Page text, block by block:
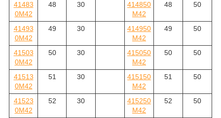
41483
0M42
48 30
414850
M42
48 50
41493
0M42
49 30
414950
M42
49 50
41503
0M42
50 30
415050
M42
50 50
41513
0M42
51 30
415150
M42
51 50
41523
0M42
52 30
415250
M42
52 50